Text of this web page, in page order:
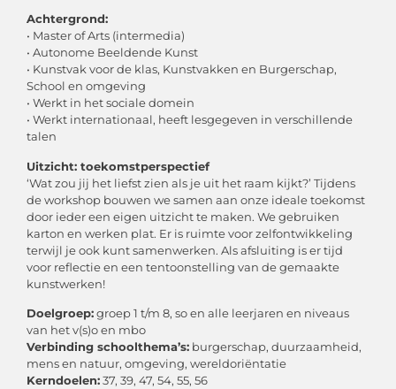
Achtergrond:
• Master of Arts (intermedia)
• Autonome Beeldende Kunst
• Kunstvak voor de klas, Kunstvakken en Burgerschap,
School en omgeving
• Werkt in het sociale domein
• Werkt internationaal, heeft lesgegeven in verschillende
talen
Uitzicht: toekomstperspectief
‘Wat zou jij het liefst zien als je uit het raam kijkt?’ Tijdens
de workshop bouwen we samen aan onze ideale toekomst
door ieder een eigen uitzicht te maken. We gebruiken
karton en werken plat. Er is ruimte voor zelfontwikkeling
terwijl je ook kunt samenwerken. Als afsluiting is er tijd
voor reflectie en een tentoonstelling van de gemaakte
kunstwerken!
Doelgroep:groep 1 t/m 8, so en alle leerjaren en niveaus
van het v(s)o en mbo
Verbinding schoolthema’s: burgerschap, duurzaamheid,
mens en natuur, omgeving, wereldoriëntatie
Kerndoelen:37, 39, 47, 54, 55, 56